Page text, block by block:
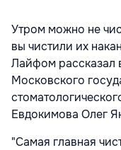
Утром можно не
вы чистили их
Лайфом рассказал
Московского
Евдокимова Олег
"Самая главная